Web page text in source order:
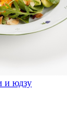
и юдзу